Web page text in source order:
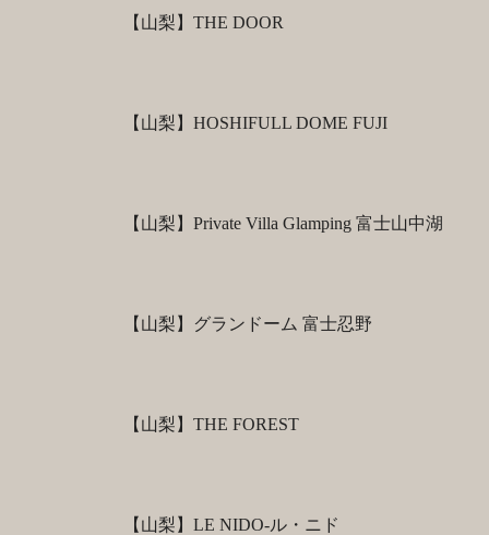
【山梨】THE DOOR
【山梨】HOSHIFULL DOME FUJI
【山梨】Private Villa Glamping 富士山中湖
【山梨】グランドーム 富士忍野
【山梨】THE FOREST
【山梨】LE NIDO-ル・ニド